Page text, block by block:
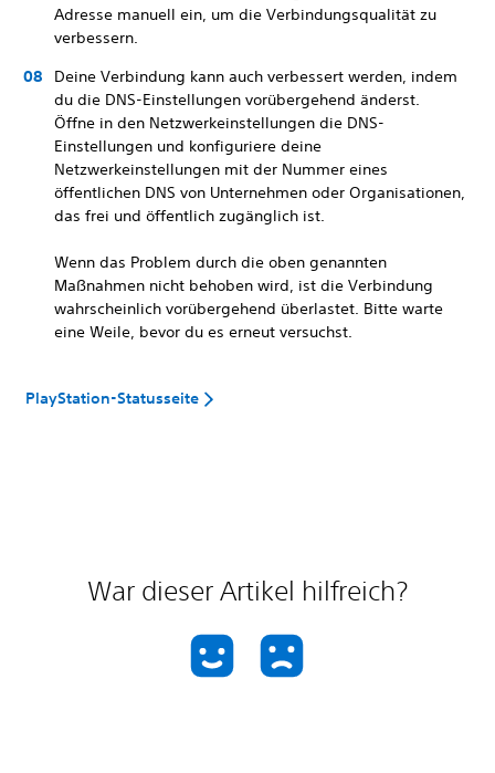
Adresse manuell ein, um die Verbindungsqualität zu
verbessern.
Deine Verbindung kann auch verbessert werden, indem
du die DNS-Einstellungen vorübergehend änderst.
Öffne in den Netzwerkeinstellungen die DNS-
Einstellungen und konfiguriere deine
Netzwerkeinstellungen mit der Nummer eines
öffentlichen DNS von Unternehmen oder Organisationen,
das frei und öffentlich zugänglich ist.
Wenn das Problem durch die oben genannten
Maßnahmen nicht behoben wird, ist die Verbindung
wahrscheinlich vorübergehend überlastet. Bitte warte
eine Weile, bevor du es erneut versuchst.
PlayStation-Statusseite
War dieser Artikel hilfreich?